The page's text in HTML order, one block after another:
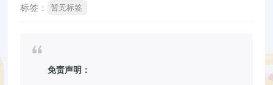
标签： 暂无标签
免责声明：